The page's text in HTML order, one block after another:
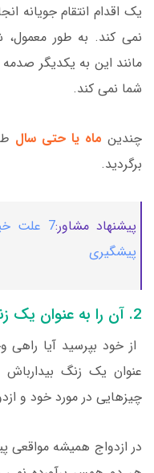
یک اقدام انتقام جویانه
نمی کند. به طور
مانند این به یکدیگر
شما نمی کند.
چندین ماه یا حتی سال
برگردید.
پیشنهاد مشاور:
7 علت
پیشگیری
2. آن را به عنوان یک زنگ بیداری بدانید
از خود بپرسید آیا راهی
عنوان یک زنگ بیدارباش
چیزهایی در مورد خود و
در ازدواج همیشه